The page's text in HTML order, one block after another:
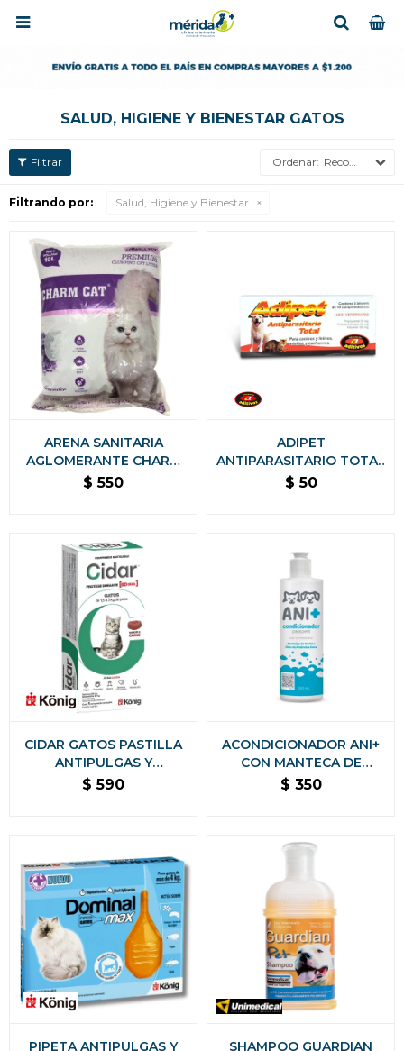

SALUD, HIGIENE Y BIENESTAR GATOS
Recomendados
Filtrando por: Salud, Higiene y Bienestar
ARENA SANITARIA
AGLOMERANTE CHARM
CAT PREMIUM BAJO
$ 550
ADIPET
ANTIPARASITARIO TOTAL
1 COMPRIMIDOS
$ 50
CIDAR GATOS PASTILLA
ANTIPULGAS Y
ANTIGARRAPATAS KONIG
$ 590
ACONDICIONADOR ANI+
CON MANTECA DE
KARITÉ Y ACEITE DE
$ 350
PIPETA ANTIPULGAS Y
SHAMPOO GUARDIAN